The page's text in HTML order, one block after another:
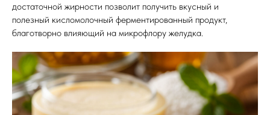
достаточной жирности позволит получить вкусный и
полезный кисломолочный ферментированный продукт,
благотворно влияющий на микрофлору желудка.